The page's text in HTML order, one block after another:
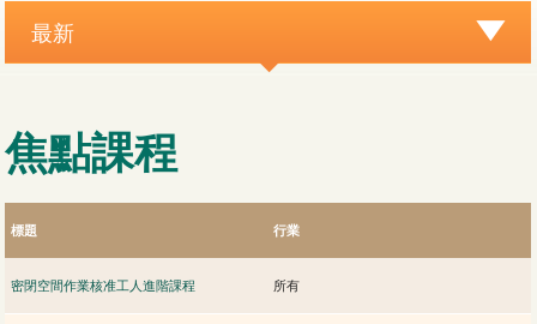
最新
焦點課程
標題 行業
密閉空間作業核准工人進階課程 所有